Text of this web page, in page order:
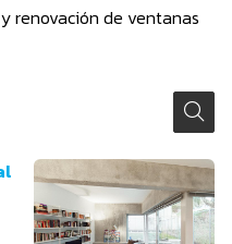
renovación de ventanas